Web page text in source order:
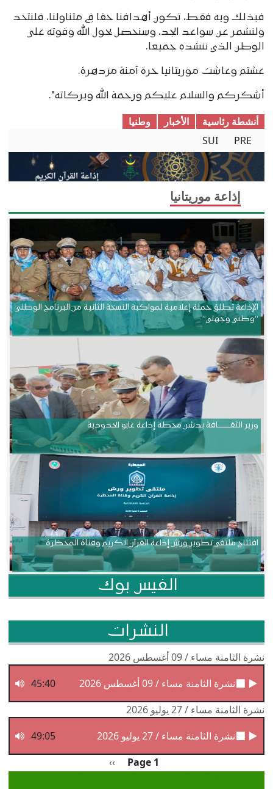
فبذلك وبه فقط، تكون أهدافنا حقا في متناولنا، فلنتحد
ولنشمر عن سواعد الجد، وسنحصل بحول الله وقوته على
الوطن الذي ننشده جميعا.
عشتم وعاشت موريتانيا حرة آمنة مزدهرة.
أشكركم والسلام عليكم ورحمة الله وبركاته".
أنشطة رئاسية الأخبار
وطنیا
PRE
SUI
إذاعة موريتانيا
الإذاعة تطلق حملة إعلامية لمواكبة النسخة الثانية من البرنامج الوطني
“وطني وجهتي”
وزير الثقــــــــــافة يدشن محطة إذاعة غابو الحدودية
افتتاح ملتقى تطوير ورش إذاعة القرآن الكريم وقناة المحظرة
الفيس بوك
النشرات
نشرة الثامنة مساء / 09 أغسطس 2026
نشرة الثامنة مساء / 09 أغسطس 2026
45:40
نشرة الثامنة مساء / 27 يوليو 2026
نشرة الثامنة مساء / 27 يوليو 2026
49:05
Page 1 الصفحة التالية
››